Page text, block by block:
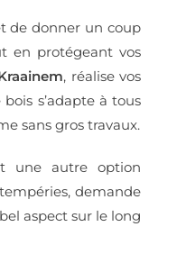
de donner un coup
en protégeant vos
, réalise vos
bois s’adapte à tous
sans gros travaux.
une autre option
demande
aspect sur le long